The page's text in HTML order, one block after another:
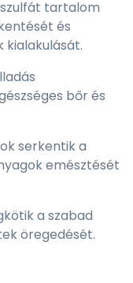
tartalom
és
kialakulását.
bőr és
serkentik a
emésztését
a szabad
öregedését.